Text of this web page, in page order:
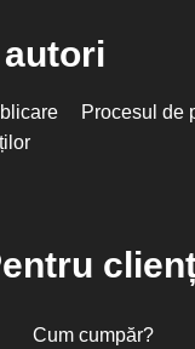
Procesul de
Cum cumpăr?